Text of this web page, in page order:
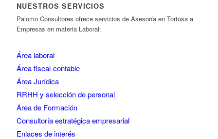
NUESTROS SERVICIOS
Palomo Consultores ofrece servicios de Asesoría en Tortosa a
Empresas en materia Laboral:
Área laboral
Área fiscal-contable
Área Jurídica
RRHH y selección de personal
Área de Formación
Consultoría estratégica empresarial
Enlaces de interés